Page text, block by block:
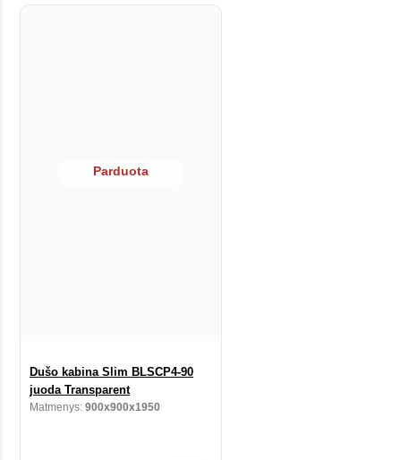
Parduota
Dušo kabina Slim BLSCP4-90
juoda Transparent
Matmenys: 900x900x1950